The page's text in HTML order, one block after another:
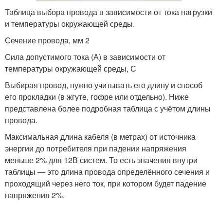
Таблица выбора провода в зависимости от тока нагрузки
и температуры окружающей среды.
Сечение провода, мм 2
Сила допустимого тока (А) в зависимости от
температуры окружающей среды, С
Выбирая провод, нужно учитывать его длину и способ
его прокладки (в жгуте, гофре или отдельно). Ниже
представлена более подробная таблица с учётом длины
провода.
Максимальная длина кабеля (в метрах) от источника
энергии до потребителя при падении напряжения
меньше 2% для 12В систем. То есть значения внутри
таблицы — это длина провода определённого сечения и
проходящий через него ток, при котором будет падение
напряжения 2%.